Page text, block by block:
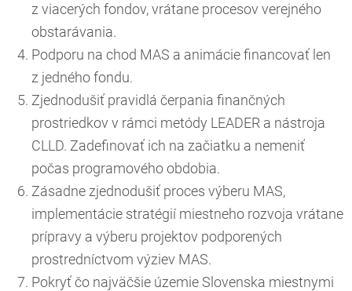
z viacerých fondov, vrátane procesov verejného
obstarávania.
Podporu na chod MAS a animácie financovať len
z jedného fondu.
Zjednodušiť pravidlá čerpania finančných
prostriedkov v rámci metódy LEADER a nástroja
CLLD. Zadefinovať ich na začiatku a nemeniť
počas programového obdobia.
Zásadne zjednodušiť proces výberu MAS,
implementácie stratégií miestneho rozvoja vrátane
prípravy a výberu projektov podporených
prostredníctvom výziev MAS.
Pokryť čo najväčšie územie Slovenska miestnymi